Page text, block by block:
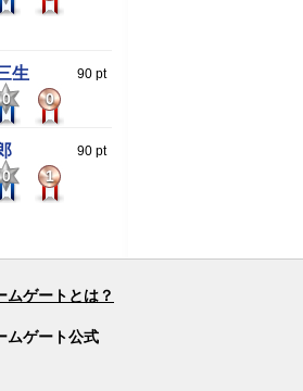
生 90 pt
0 0
90 pt
0 1
ムゲートとは？
ムゲート公式